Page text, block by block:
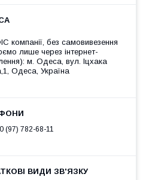
компанії, без самовивезення
лише через інтернет-
м. Одеса, вул. Іцхака
Одеса, Україна
(97) 782-68-11